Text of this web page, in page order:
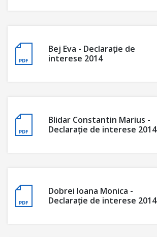
Bej Eva - Declaraţie de
interese 2014
Blidar Constantin Marius -
Declaraţie de interese 2014
Dobrei Ioana Monica -
Declaraţie de interese 2014